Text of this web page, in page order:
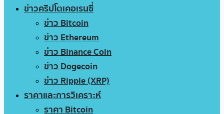
ข่าวคริปโตเคอเรนซี่
ข่าว Bitcoin
ข่าว Ethereum
ข่าว Binance Coin
ข่าว Dogecoin
ข่าว Ripple (XRP)
ราคาและการวิเคราะห์
ราคา Bitcoin